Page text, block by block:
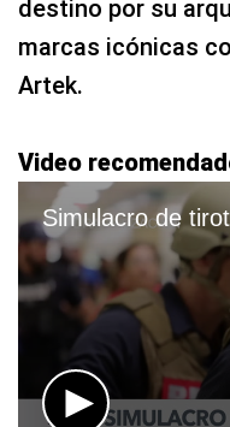
destino por su
marcas icónicas
Artek.
Video